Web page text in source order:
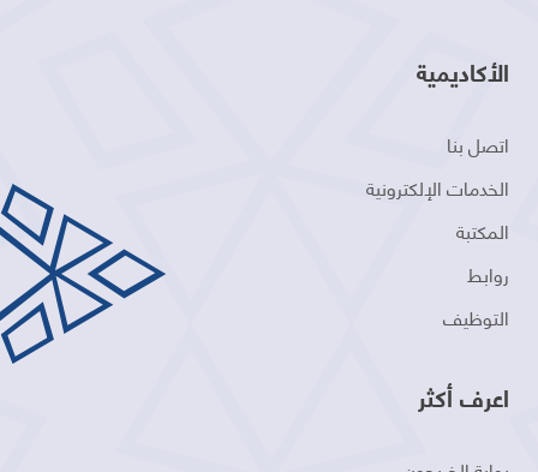
الأكاديمية
اتصل بنا
الخدمات الإلكترونية
المكتبة
روابط
التوظيف
اعرف أكثر